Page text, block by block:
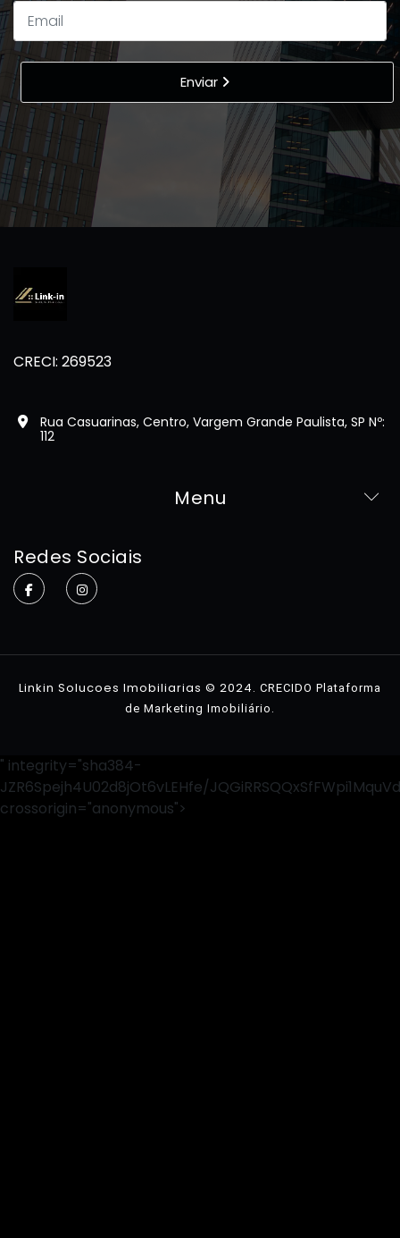
Enviar
CRECI: 269523
Rua Casuarinas, Centro, Vargem Grande Paulista, SP Nº:
112
Menu
Redes Sociais
Linkin Solucoes Imobiliarias © 2024. CRECIDO Plataforma
de Marketing Imobiliário .
" integrity="sha384-
JZR6Spejh4U02d8jOt6vLEHfe/
crossorigin="anonymous">